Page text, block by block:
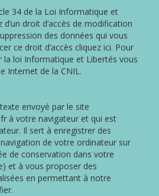
34 de la Loi Informatique et
droit d’accès de modification
des données qui vous
ce droit d’accès cliquez ici. Pour
la loi Informatique et Libertés vous
Internet de la CNIL.
envoyé par le site
à votre navigateur et qui est
Il sert à enregistrer des
de votre ordinateur sur
de conservation dans votre
et à vous proposer des
en permettant à notre